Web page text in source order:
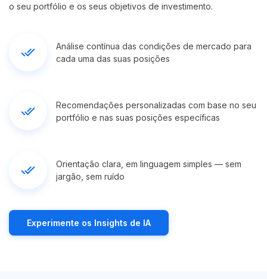
o seu portfólio e os seus objetivos de investimento.
done_all
Análise contínua das condições de mercado para
cada uma das suas posições
done_all
Recomendações personalizadas com base no seu
portfólio e nas suas posições específicas
done_all
Orientação clara, em linguagem simples — sem
jargão, sem ruído
Experimente os Insights de IA